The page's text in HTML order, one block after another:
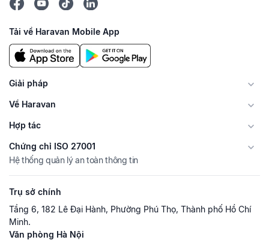
Tải về Haravan Mobile App
Giải pháp
Về Haravan
Hợp tác
Chứng chỉ ISO 27001
Hệ thống quản lý an toàn thông tin
Trụ sở chính
Tầng 6, 182 Lê Đại Hành, Phường Phú Thọ, Thành phố Hồ Chí
Minh.
Văn phòng Hà Nội